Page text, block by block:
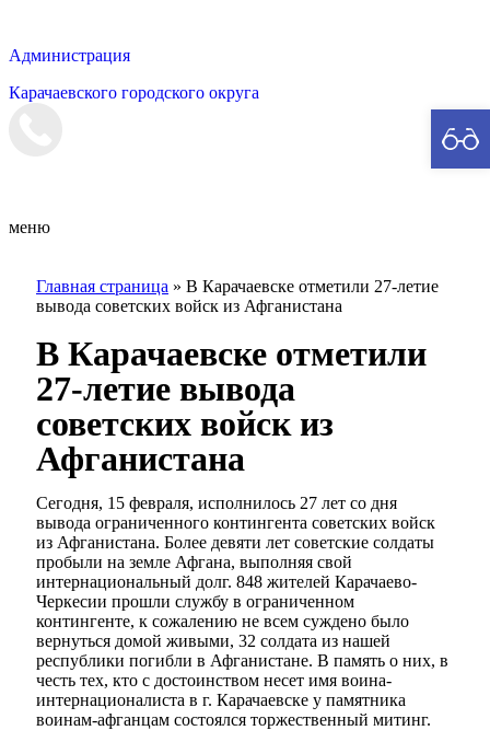
Администрация
Карачаевского городского округа
меню
Главная страница » В Карачаевске отметили 27-летие
вывода советских войск из Афганистана
В Карачаевске отметили
27-летие вывода
советских войск из
Афганистана
Сегодня, 15 февраля, исполнилось 27 лет со дня
вывода ограниченного контингента советских войск
из Афганистана. Более девяти лет советские солдаты
пробыли на земле Афгана, выполняя свой
интернациональный долг. 848 жителей Карачаево-
Черкесии прошли службу в ограниченном
контингенте, к сожалению не всем суждено было
вернуться домой живыми, 32 солдата из нашей
республики погибли в Афганистане. В память о них, в
честь тех, кто с достоинством несет имя воина-
интернационалиста в г. Карачаевске у памятника
воинам-афганцам состоялся торжественный митинг.